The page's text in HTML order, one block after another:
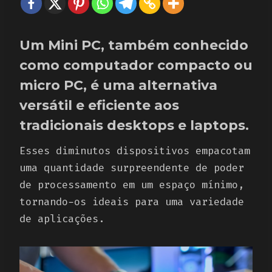
Um Mini PC, também conhecido
como computador compacto ou
micro PC, é uma alternativa
versátil e eficiente aos
tradicionais desktops e laptops.
Esses diminutos dispositivos empacotam
uma quantidade surpreendente de poder
de processamento em um espaço mínimo,
tornando-os ideais para uma variedade
de aplicações.